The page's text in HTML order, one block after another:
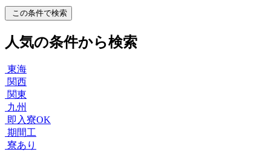
この条件で検索
人気の条件から検索
東海
関西
関東
九州
即入寮OK
期間工
寮あり